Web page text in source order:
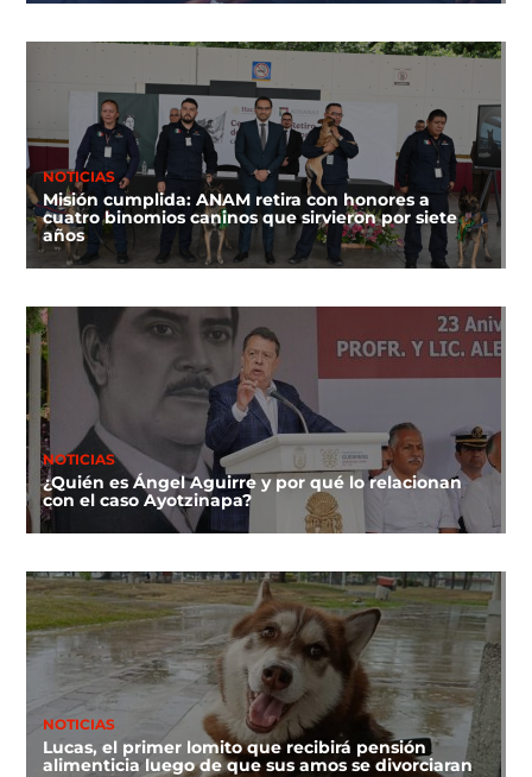
NOTICIAS
Misión cumplida: ANAM retira con honores a
cuatro binomios caninos que sirvieron por siete
años
NOTICIAS
¿Quién es Ángel Aguirre y por qué lo relacionan
con el caso Ayotzinapa?
NOTICIAS
Lucas, el primer lomito que recibirá pensión
alimenticia luego de que sus amos se divorciaran